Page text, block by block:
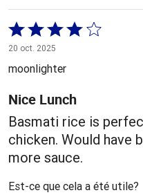
Coté
4 sur
20 oct. 2025
moonlighter
Nice Lunch
Basmati rice is
chicken. Would have
more sauce.
Est-ce que cela a été utile?